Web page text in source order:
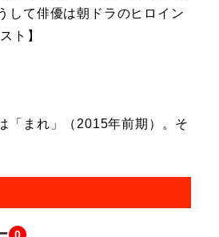
して俳優は朝ドラのヒロイン
ト】
「まれ」（2015年前期）。そ